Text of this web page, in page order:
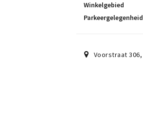
Winkelgebied
Parkeergelegenheid
Voorstraat 306,